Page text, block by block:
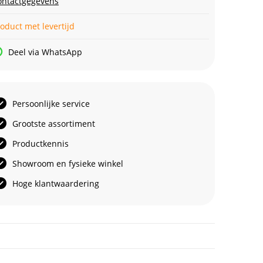
met levertijd
Deel via WhatsApp
Persoonlijke service
Grootste assortiment
Productkennis
Showroom en fysieke winkel
Hoge klantwaardering